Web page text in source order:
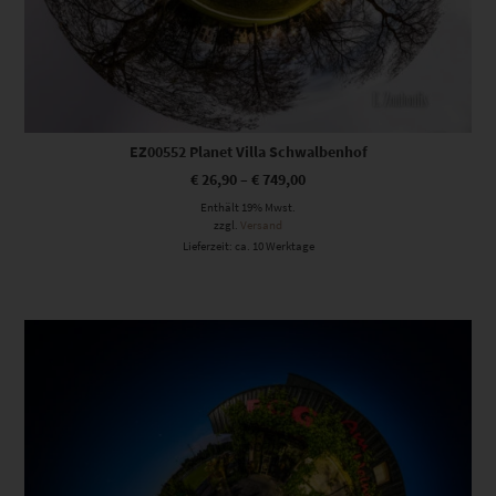
EZ00552 Planet Villa Schwalbenhof
€ 26,90 – € 749,00
Enthält 19% Mwst.
zzgl. Versand
Lieferzeit: ca. 10 Werktage
Dieses Produkt weist mehrere Varianten auf. Die Optionen können auf der Produktseite gewählt werden